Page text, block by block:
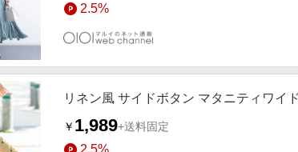
2.5%
リネン風 サイドボタン マタニティワイ
￥ 1,989+送料固定
2.5%